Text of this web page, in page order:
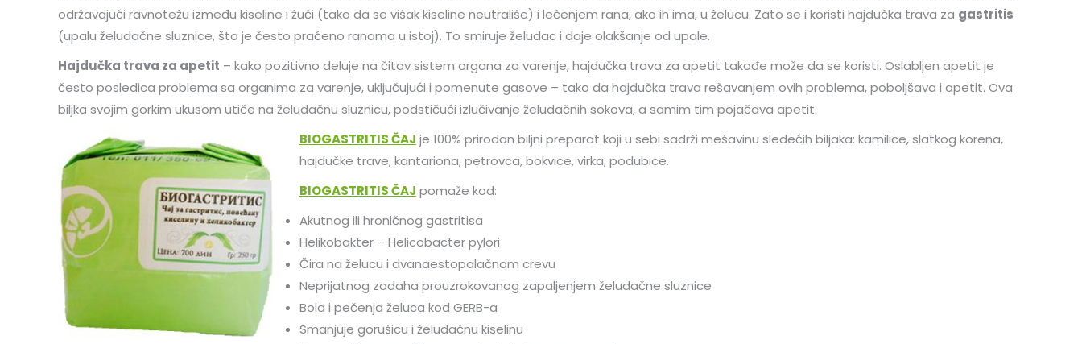
održavajući ravnotežu između kiseline i žuči (tako da se višak kiseline neutrališe) i lečenjem rana, ako ih ima, u želucu. Zato se i koristi hajdučka trava za gastritis
(upalu želudačne sluznice, što je često praćeno ranama u istoj). To smiruje želudac i daje olakšanje od upale.
Hajdučka trava za apetit – kako pozitivno deluje na čitav sistem organa za varenje, hajdučka trava za apetit takođe može da se koristi. Oslabljen apetit je
često posledica problema sa organima za varenje, uključujući i pomenute gasove – tako da hajdučka trava rešavanjem ovih problema, poboljšava i apetit. Ova
biljka svojim gorkim ukusom utiče na želudačnu sluznicu, podstičući izlučivanje želudačnih sokova, a samim tim pojačava apetit.
BIOGASTRITIS ČAJ je 100% prirodan biljni preparat koji u sebi sadrži mešavinu sledećih biljaka: kamilice, slatkog korena,
hajdučke trave, kantariona, petrovca, bokvice, virka, podubice.
BIOGASTRITIS ČAJ pomaže kod:
Akutnog ili hroničnog gastritisa
Helikobakter – Helicobacter pylori
Čira na želucu i dvanaestopalačnom crevu
Neprijatnog zadaha prouzrokovanog zapaljenjem želudačne sluznice
Bola i pečenja želuca kod GERB-a
Smanjuje gorušicu i želudačnu kiselinu